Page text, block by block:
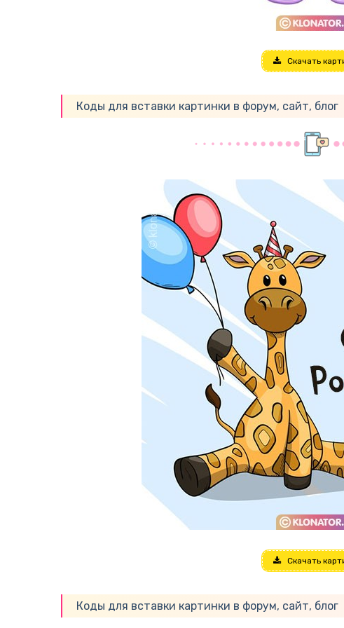
Скачать
Коды для вставки картинки в форум, сайт, блог
Скачать
Коды для вставки картинки в форум, сайт, блог